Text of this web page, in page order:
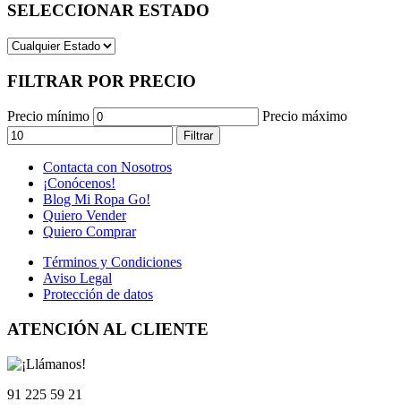
SELECCIONAR ESTADO
FILTRAR POR PRECIO
Precio mínimo Precio máximo
Filtrar
Contacta con Nosotros
¡Conócenos!
Blog Mi Ropa Go!
Quiero Vender
Quiero Comprar
Términos y Condiciones
Aviso Legal
Protección de datos
ATENCIÓN AL CLIENTE
91 225 59 21